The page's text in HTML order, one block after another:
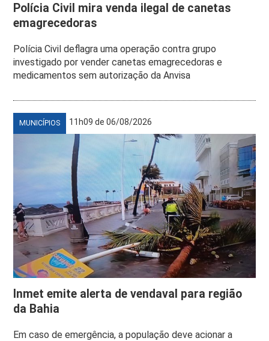
Polícia Civil mira venda ilegal de canetas
emagrecedoras
Polícia Civil deflagra uma operação contra grupo
investigado por vender canetas emagrecedoras e
medicamentos sem autorização da Anvisa
MUNICÍPIOS 11h09 de 06/08/2026
Inmet emite alerta de vendaval para região
da Bahia
Em caso de emergência, a população deve acionar a